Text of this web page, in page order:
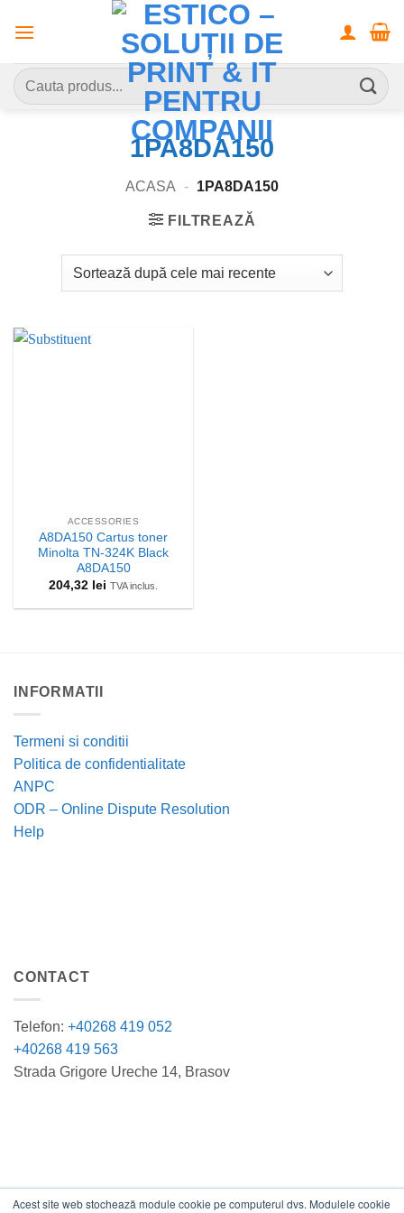
Acest site web stochează module cookie pe computerul dvs. Modulele cookie
Caută
după:
1PA8DA150
ACASA - 1PA8DA150
FILTREAZĂ
ACCESSORIES
A8DA150 Cartus toner
Minolta TN-324K Black
A8DA150
204,32 lei TVA inclus.
INFORMATII
Termeni si conditii
Politica de confidentialitate
ANPC
ODR – Online Dispute Resolution
Help
CONTACT
Telefon: +40268 419 052
+40268 419 563
Strada Grigore Ureche 14, Brasov